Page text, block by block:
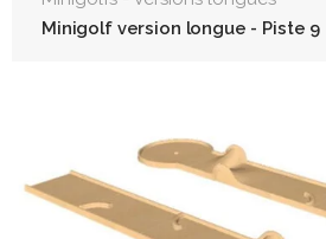
Minigolf version longue - Piste 9